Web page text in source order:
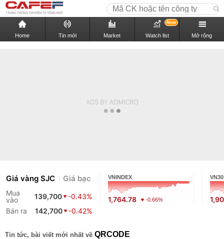
Home Tin mới Market Watch list
New
Mở rộng
Giá vàng SJC Giá bạc
Mua
vào
139,700
-0.43%
Bán ra
142,700 -0.42%
VNINDEX
1,764.78 -0.66%
VN30
Tin tức, bài viết mới nhất về QRCODE